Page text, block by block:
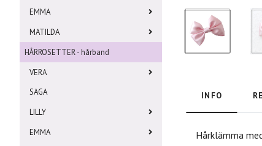
EMMA
MATILDA
HÅRROSETTER - hårband
VERA
SAGA
LILLY
EMMA
INFO
Hårklämma